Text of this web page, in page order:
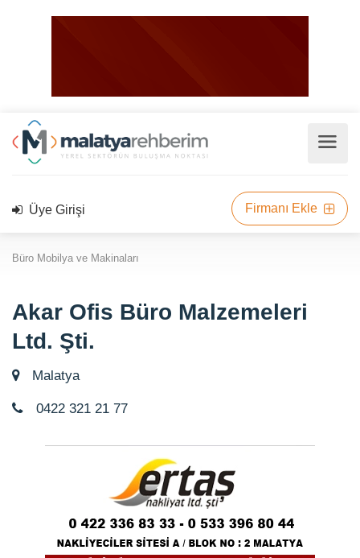
Üye Girişi Firmanı Ekle
Büro Mobilya ve Makinaları
Akar Ofis Büro Malzemeleri
Ltd. Şti.
Malatya
0422 321 21 77